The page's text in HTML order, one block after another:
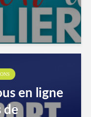
en ligne
de